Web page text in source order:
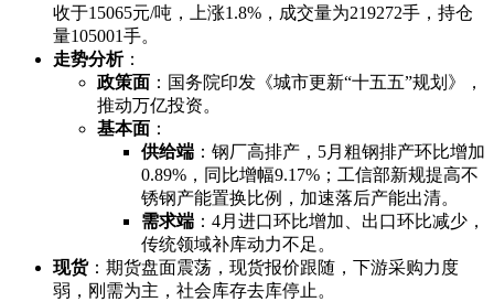
收于15065元/吨，上涨1.8%，成交量为219272手，持仓
量105001手。
走势分析：
政策面 ：国务院印发《城市更新“十五五”规划》，
推动万亿投资。
基本面 ：
供给端 ：钢厂高排产，5月粗钢排产环比增加
0.89%，同比增幅9.17%；工信部新规提高不
锈钢产能置换比例，加速落后产能出清。
需求端 ：4月进口环比增加、出口环比减少，
传统领域补库动力不足。
现货：期货盘面震荡，现货报价跟随，下游采购力度
弱，刚需为主，社会库存去库停止。